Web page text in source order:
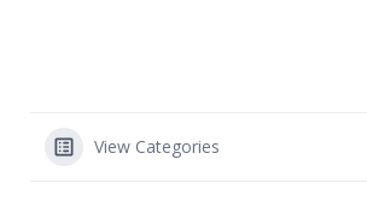
View Categories